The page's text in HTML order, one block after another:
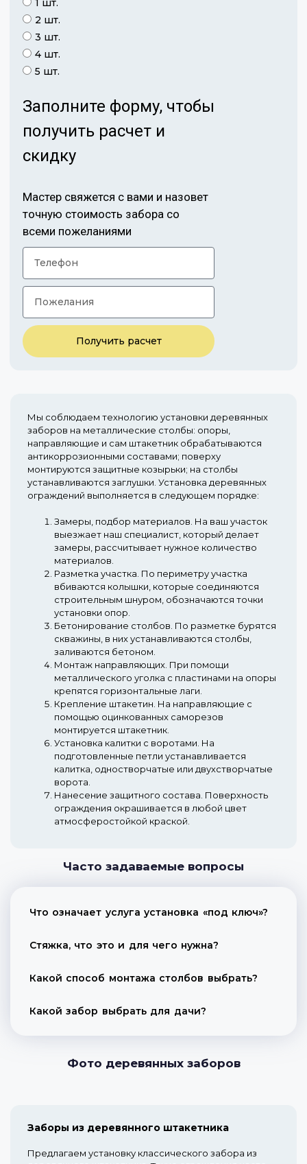
2 шт.
3 шт.
4 шт.
5 шт.
Заполните форму, чтобы
получить расчет и
скидку
Мастер свяжется с вами и назовет
точную стоимость забора со
всеми пожеланиями
Получить расчет
Мы соблюдаем технологию установки деревянных
заборов на металлические столбы: опоры,
направляющие и сам штакетник обрабатываются
антикоррозионными составами; поверху
монтируются защитные козырьки; на столбы
устанавливаются заглушки. Установка деревянных
ограждений выполняется в следующем порядке:
Замеры, подбор материалов. На ваш участок
выезжает наш специалист, который делает
замеры, рассчитывает нужное количество
материалов.
Разметка участка. По периметру участка
вбиваются колышки, которые соединяются
строительным шнуром, обозначаются точки
установки опор.
Бетонирование столбов. По разметке бурятся
скважины, в них устанавливаются столбы,
заливаются бетоном.
Монтаж направляющих. При помощи
металлического уголка с пластинами на опоры
крепятся горизонтальные лаги.
Крепление штакетин. На направляющие с
помощью оцинкованных саморезов
монтируется штакетник.
Установка калитки с воротами. На
подготовленные петли устанавливается
калитка, одностворчатые или двухстворчатые
ворота.
Нанесение защитного состава. Поверхность
ограждения окрашивается в любой цвет
атмосферостойкой краской.
Часто задаваемые вопросы
Что означает услуга установка «под ключ»?
Стяжка, что это и для чего нужна?
Какой способ монтажа столбов выбрать?
Какой забор выбрать для дачи?
Фото деревянных заборов
Заборы из деревянного штакетника
Предлагаем установку классического забора из